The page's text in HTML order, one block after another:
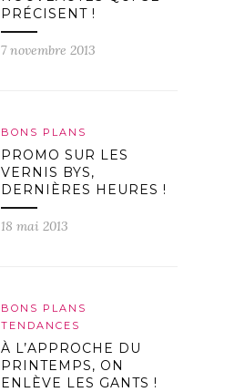
PRÉCISENT !
7 novembre 2013
BONS PLANS
PROMO SUR LES
VERNIS BYS,
DERNIÈRES HEURES !
18 mai 2013
BONS PLANS
TENDANCES
À L’APPROCHE DU
PRINTEMPS, ON
ENLÈVE LES GANTS !